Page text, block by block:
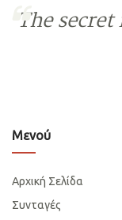
The
Μενού
Αρχική Σελίδα
Συνταγές